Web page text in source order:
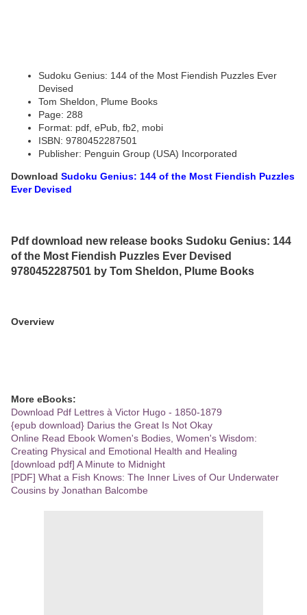
Sudoku Genius: 144 of the Most Fiendish Puzzles Ever
Devised
Tom Sheldon, Plume Books
Page: 288
Format: pdf, ePub, fb2, mobi
ISBN: 9780452287501
Publisher: Penguin Group (USA) Incorporated
Download Sudoku Genius: 144 of the Most Fiendish Puzzles
Ever Devised
Pdf download new release books Sudoku Genius: 144
of the Most Fiendish Puzzles Ever Devised
9780452287501 by Tom Sheldon, Plume Books
Overview
More eBooks:
Download Pdf Lettres à Victor Hugo - 1850-1879
{epub download} Darius the Great Is Not Okay
Online Read Ebook Women's Bodies, Women's Wisdom:
Creating Physical and Emotional Health and Healing
[download pdf] A Minute to Midnight
[PDF] What a Fish Knows: The Inner Lives of Our Underwater
Cousins by Jonathan Balcombe